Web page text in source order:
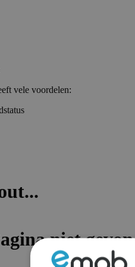
vele voordelen: